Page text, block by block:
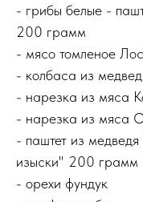
- грибы белые -
200 грамм
- мясо томленое
- колбаса из
- нарезка из мяса
- нарезка из мяса
- паштет из
изыски" 200 грамм
- орехи фундук